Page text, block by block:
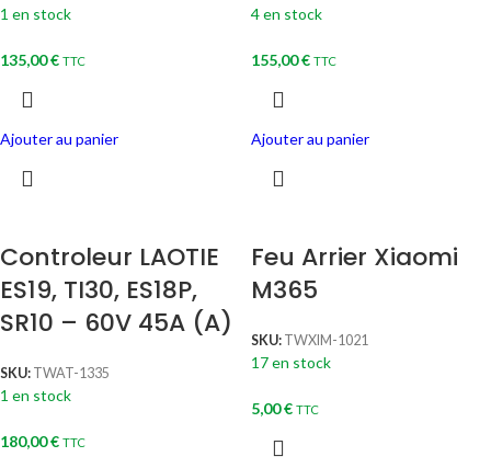
1 en stock
135,00€ TTC
Ajouter au panier
4 en stock
155,00€ TTC
Ajouter au panier
Controleur LAOTIE
ES19, TI30, ES18P,
SR10 – 60V 45A (A)
SKU: TWAT-1335
1 en stock
180,00€ TTC
Feu Arrier Xiaomi
M365
SKU: TWXIM-1021
17 en stock
5,00€ TTC